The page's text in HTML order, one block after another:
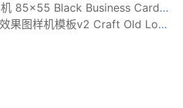
Black Business Card Mockups
机模板v2 Craft Old Logo Mockups vol.2